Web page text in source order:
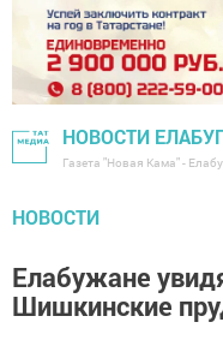
НОВОСТИ
Газета "Новая Кама" -
НОВОСТИ
Елабужане
Шишкинские